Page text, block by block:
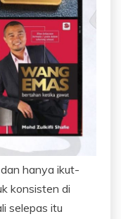
hanya ikut-
konsisten di
selepas itu